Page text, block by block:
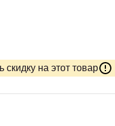
скидку на этот товар